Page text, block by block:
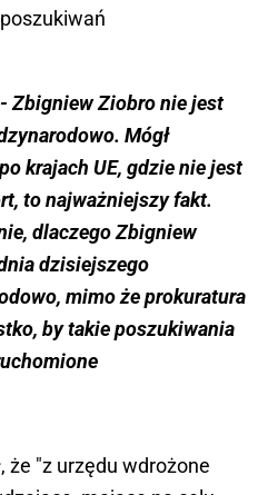
Zbigniew Ziobro nie jest
Mógł
krajach UE, gdzie nie jest
to najważniejszy fakt.
dlaczego Zbigniew
dzisiejszego
mimo że prokuratura
by takie poszukiwania
że "z urzędu wdrożone